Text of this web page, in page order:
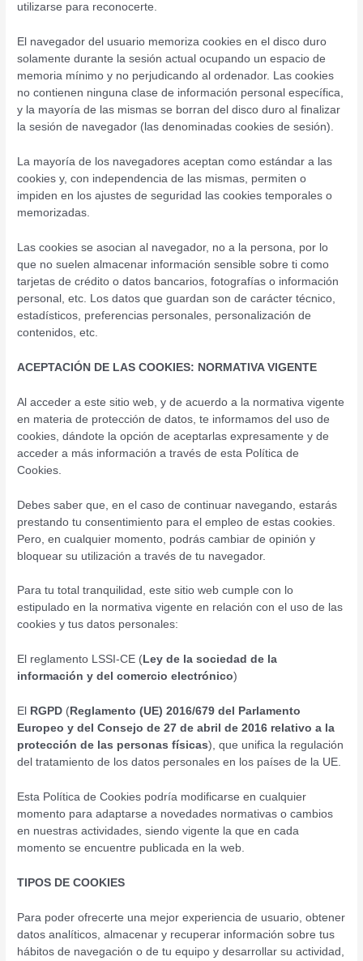
utilizarse para reconocerte.
El navegador del usuario memoriza cookies en el disco duro
solamente durante la sesión actual ocupando un espacio de
memoria mínimo y no perjudicando al ordenador. Las cookies
no contienen ninguna clase de información personal específica,
y la mayoría de las mismas se borran del disco duro al finalizar
la sesión de navegador (las denominadas cookies de sesión).
La mayoría de los navegadores aceptan como estándar a las
cookies y, con independencia de las mismas, permiten o
impiden en los ajustes de seguridad las cookies temporales o
memorizadas.
Las cookies se asocian al navegador, no a la persona, por lo
que no suelen almacenar información sensible sobre ti como
tarjetas de crédito o datos bancarios, fotografías o información
personal, etc. Los datos que guardan son de carácter técnico,
estadísticos, preferencias personales, personalización de
contenidos, etc.
ACEPTACIÓN DE LAS COOKIES: NORMATIVA VIGENTE
Al acceder a este sitio web, y de acuerdo a la normativa vigente
en materia de protección de datos, te informamos del uso de
cookies, dándote la opción de aceptarlas expresamente y de
acceder a más información a través de esta Política de
Cookies.
Debes saber que, en el caso de continuar navegando, estarás
prestando tu consentimiento para el empleo de estas cookies.
Pero, en cualquier momento, podrás cambiar de opinión y
bloquear su utilización a través de tu navegador.
Para tu total tranquilidad, este sitio web cumple con lo
estipulado en la normativa vigente en relación con el uso de las
cookies y tus datos personales:
El reglamento LSSI-CE ( Ley de la sociedad de la
información y del comercio electrónico)
El RGPD ( Reglamento (UE) 2016/679 del Parlamento
Europeo y del Consejo de 27 de abril de 2016 relativo a la
protección de las personas físicas), que unifica la regulación
del tratamiento de los datos personales en los países de la UE.
Esta Política de Cookies podría modificarse en cualquier
momento para adaptarse a novedades normativas o cambios
en nuestras actividades, siendo vigente la que en cada
momento se encuentre publicada en la web.
TIPOS DE COOKIES
Para poder ofrecerte una mejor experiencia de usuario, obtener
datos analíticos, almacenar y recuperar información sobre tus
hábitos de navegación o de tu equipo y desarrollar su actividad,